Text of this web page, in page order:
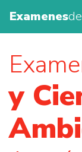
Examenesde
y